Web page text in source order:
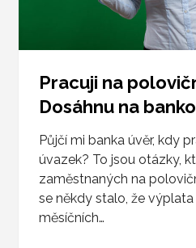
Pracuji na
Dosáhnu na
Půjčí mi banka úvěr, kdy
úvazek? To jsou otázky,
zaměstnaných na
se někdy stalo, že
měsíčních…